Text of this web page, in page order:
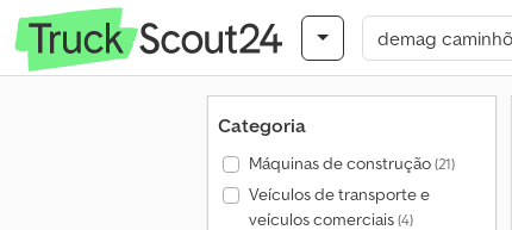
Categoria
Máquinas de construção(21)
Veículos de transporte e
veículos comerciais(4)